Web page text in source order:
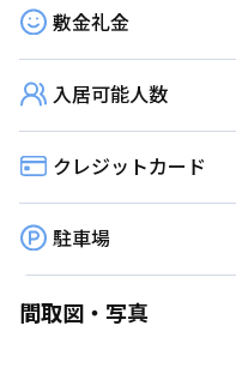
敷金礼金
入居可能人数
クレジットカード
駐車場
間取図・写真